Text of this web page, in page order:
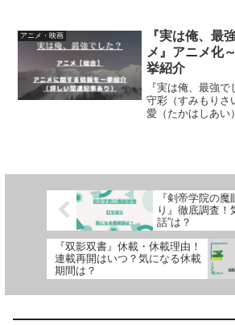
アニメ・映画
『実は俺、最
メ』アニメ化
挙紹介
『実は俺、最強
守彩（すみもりさ
愛（たかはしあい
『剣帝学院の
り』徹底調査！
話”は？
『双影双書』休載・休載理由！
連載再開はいつ？気になる休載
期間は？